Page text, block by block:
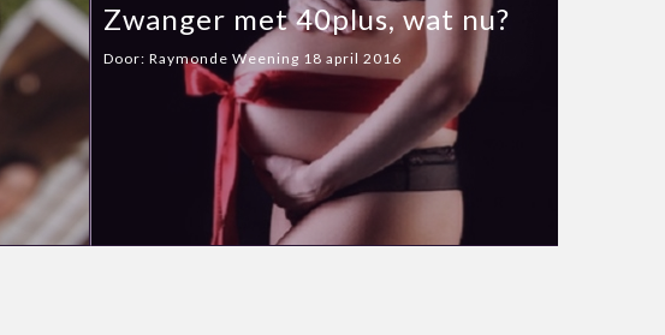
Zwanger met 40plus, wat nu?
Door: Raymonde Weening 18 april 2016